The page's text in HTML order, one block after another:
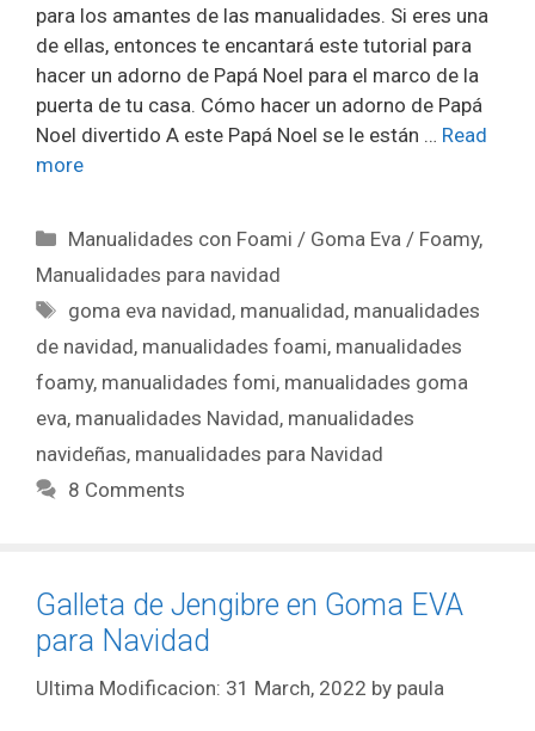
para los amantes de las manualidades. Si eres una
de ellas, entonces te encantará este tutorial para
hacer un adorno de Papá Noel para el marco de la
puerta de tu casa. Cómo hacer un adorno de Papá
Noel divertido A este Papá Noel se le están … Read
more
Manualidades con Foami / Goma Eva / Foamy,
Manualidades para navidad
goma eva navidad, manualidad, manualidades
de navidad, manualidades foami, manualidades
foamy, manualidades fomi, manualidades goma
eva, manualidades Navidad, manualidades
navideñas, manualidades para Navidad
8 Comments
Galleta de Jengibre en Goma EVA
para Navidad
31 March, 2022 by paula